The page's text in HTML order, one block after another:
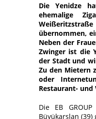
Die Yenidze
ehemalige
übernommen,
Neben der
Zwinger ist die
der Stadt und
Zu den Mietern
oder
Restaurant-
Die EB
Büyükarslan